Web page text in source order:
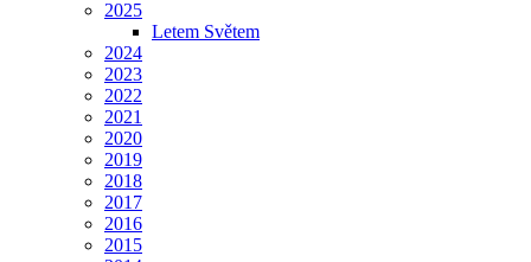
2025
Letem Světem
2024
2023
2022
2021
2020
2019
2018
2017
2016
2015